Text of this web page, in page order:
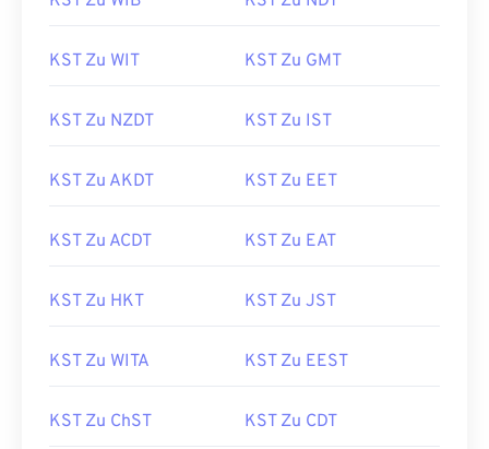
KST Zu WIT KST Zu GMT
KST Zu NZDT KST Zu IST
KST Zu AKDT KST Zu EET
KST Zu ACDT KST Zu EAT
KST Zu HKT KST Zu JST
KST Zu WITA KST Zu EEST
KST Zu ChST KST Zu CDT